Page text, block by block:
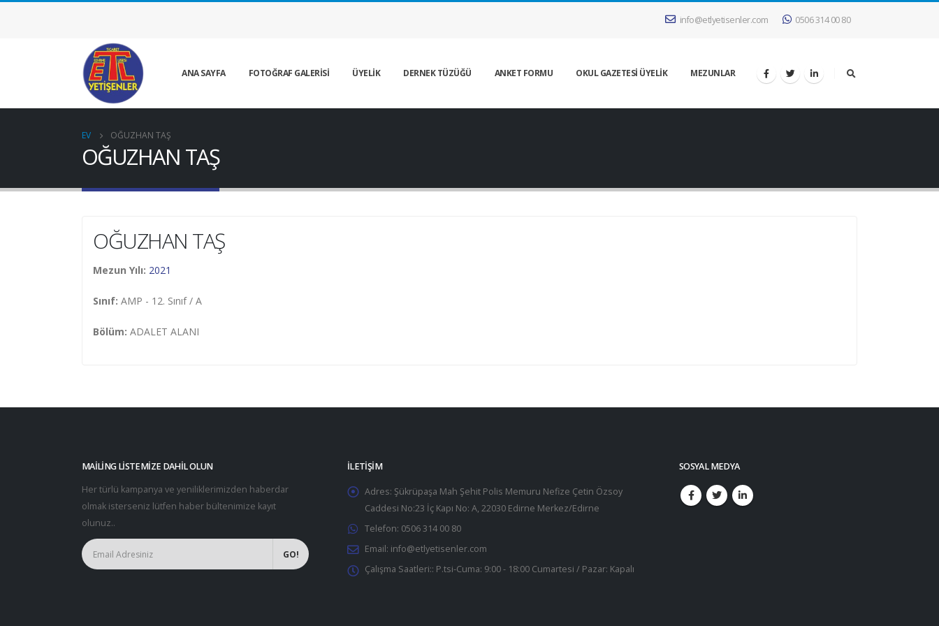
info@etlyetisenler.com 0506 314 00 80
ANA SAYFA FOTOĞRAF GALERİSİ ÜYELİK DERNEK TÜZÜĞÜ ANKET FORMU OKUL GAZETESİ ÜYELİK MEZUNLAR
EV OĞUZHAN TAŞ
OĞUZHAN TAŞ
OĞUZHAN TAŞ
Mezun Yılı: 2021
Sınıf: AMP - 12. Sınıf / A
Bölüm: ADALET ALANI
MAILING LISTEMIZE DAHIL OLUN
Her türlü kampanya ve yeniliklerimizden haberdar
olmak isterseniz lütfen haber bültenimize kayıt
olunuz..
İLETIŞIM
Adres: Şükrüpaşa Mah Şehit Polis Memuru Nefize Çetin Özsoy
Caddesi No:23 İç Kapı No: A, 22030 Edirne Merkez/Edirne
Telefon: 0506 314 00 80
Email: info@etlyetisenler.com
Çalışma Saatleri:: P.tsi-Cuma: 9:00 - 18:00 Cumartesi / Pazar: Kapalı
SOSYAL MEDYA